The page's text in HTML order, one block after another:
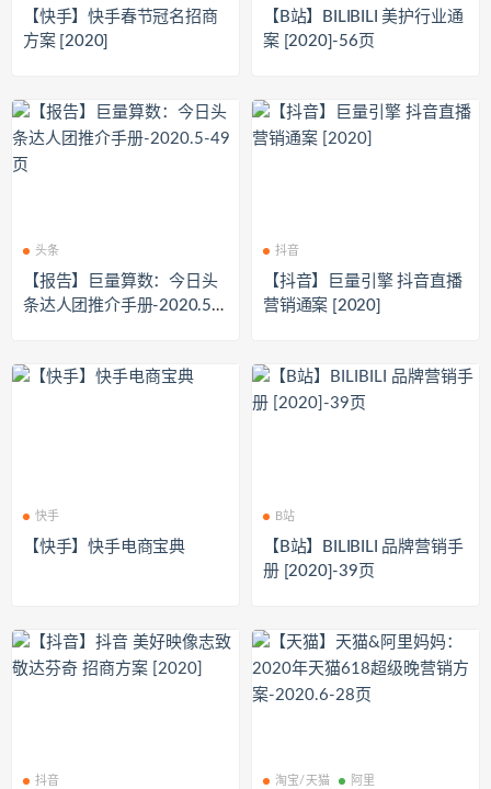
【快手】快手春节冠名招商
方案 [2020]
【B站】BILIBILI 美护行业通
案 [2020]-56页
头条
【报告】巨量算数：今日头
条达人团推介手册-2020.5-4
抖音
【抖音】巨量引擎 抖音直播
营销通案 [2020]
快手
【快手】快手电商宝典
B站
【B站】BILIBILI 品牌营销手
册 [2020]-39页
抖音 淘宝/天猫 阿里